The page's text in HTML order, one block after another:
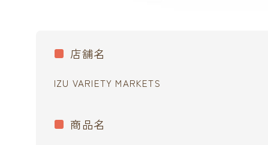
店舗名
IZU VARIETY MARKETS
商品名